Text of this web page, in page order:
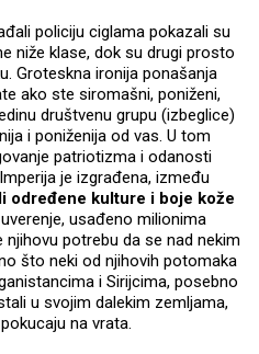
policiju ciglama pokazali su
niže klase, dok su drugi prosto
Groteskna ironija ponašanja
ako ste siromašni, poniženi,
društvenu grupu (izbeglice)
i poniženija od vas. U tom
patriotizma i odanosti
je izgrađena, između
određene kulture i boje kože
usađeno milionima
potrebu da se nad nekim
što neki od njihovih potomaka
i Sirijcima, posebno
u svojim dalekim zemljama,
na vrata.